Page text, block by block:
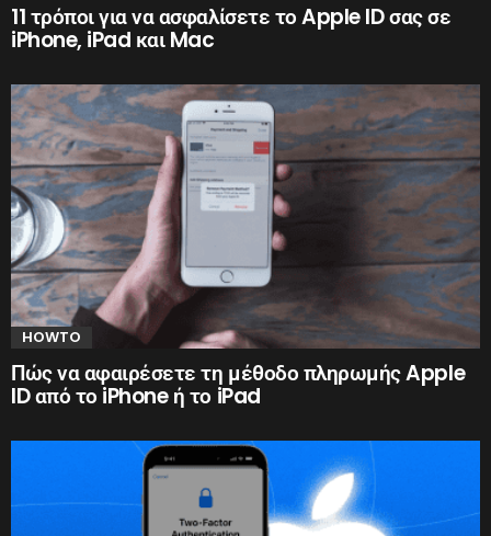
11 τρόποι για να ασφαλίσετε το Apple ID σας σε
iPhone, iPad και Mac
HOWTO
Πώς να αφαιρέσετε τη μέθοδο πληρωμής Apple
ID από το iPhone ή το iPad